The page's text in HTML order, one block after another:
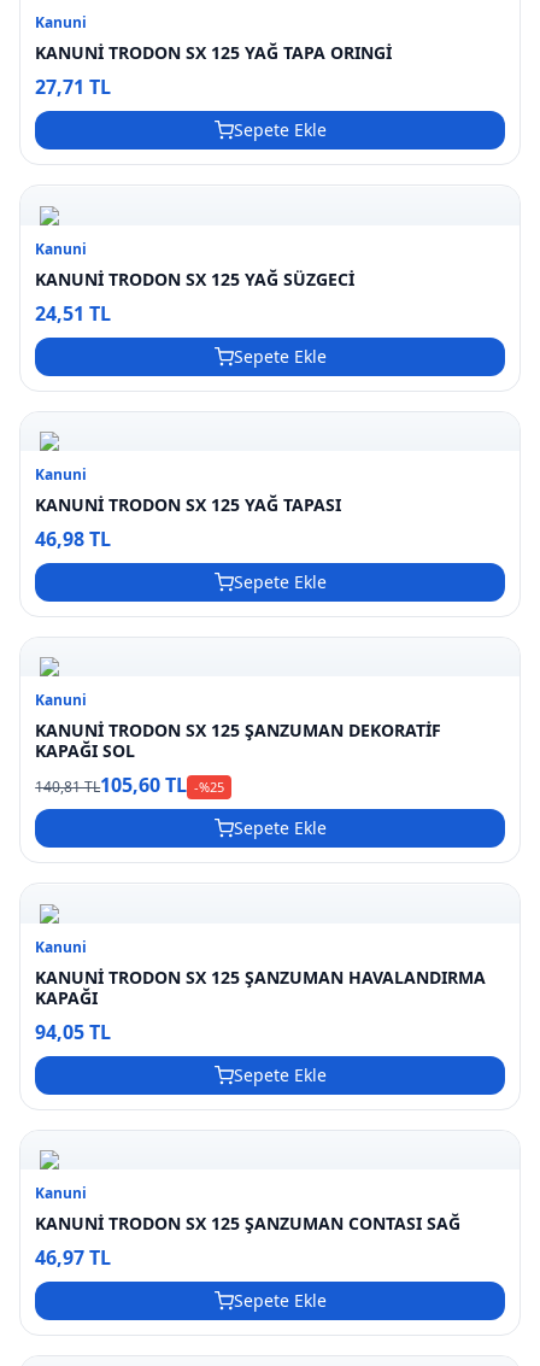
Kanuni
KANUNİ TRODON SX 125 YAĞ TAPA ORINGİ
27,71 TL
Sepete Ekle
Kanuni
KANUNİ TRODON SX 125 YAĞ SÜZGECİ
24,51 TL
Sepete Ekle
Kanuni
KANUNİ TRODON SX 125 YAĞ TAPASI
46,98 TL
Sepete Ekle
Kanuni
KANUNİ TRODON SX 125 ŞANZUMAN DEKORATİF
KAPAĞI SOL
140,81 TL105,60 TL -%25
Sepete Ekle
Kanuni
KANUNİ TRODON SX 125 ŞANZUMAN HAVALANDIRMA
KAPAĞI
94,05 TL
Sepete Ekle
Kanuni
KANUNİ TRODON SX 125 ŞANZUMAN CONTASI SAĞ
46,97 TL
Sepete Ekle